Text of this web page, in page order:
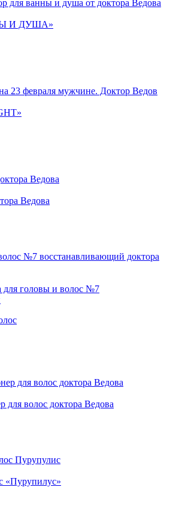
И ДУША»
Ведова
для головы и волос №7
для волос доктора Ведова
«Пурупилус»